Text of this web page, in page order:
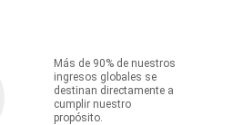
Más de 90% de nuestros
ingresos globales se
destinan directamente a
cumplir nuestro
propósito.